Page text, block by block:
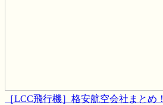
［LCC飛行機］格安航空会社まとめ！